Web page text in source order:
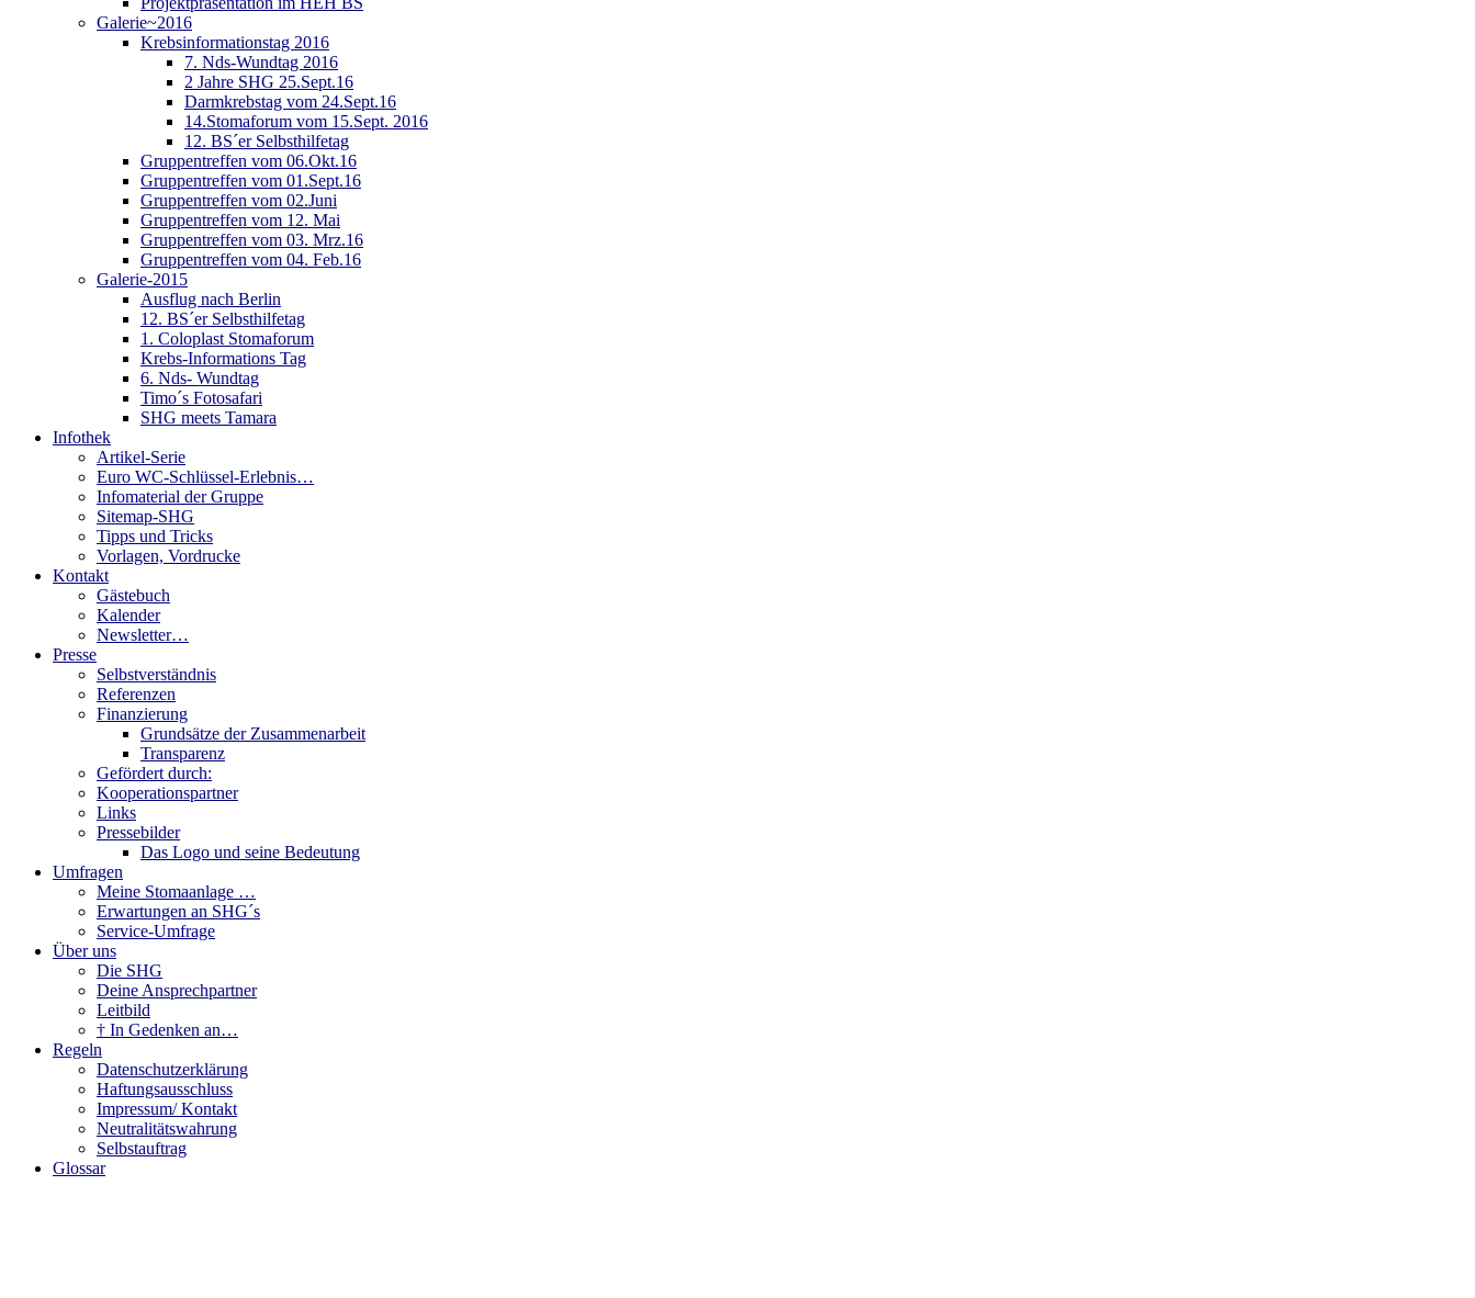
Galerie~2016
Krebsinformationstag 2016
7. Nds-Wundtag 2016
2 Jahre SHG 25.Sept.16
Darmkrebstag vom 24.Sept.16
14.Stomaforum vom 15.Sept. 2016
12. BS´er Selbsthilfetag
Gruppentreffen vom 06.Okt.16
Gruppentreffen vom 01.Sept.16
Gruppentreffen vom 02.Juni
Gruppentreffen vom 12. Mai
Gruppentreffen vom 03. Mrz.16
Gruppentreffen vom 04. Feb.16
Galerie-2015
Ausflug nach Berlin
12. BS´er Selbsthilfetag
1. Coloplast Stomaforum
Krebs-Informations Tag
6. Nds- Wundtag
Timo´s Fotosafari
SHG meets Tamara
Infothek
Artikel-Serie
Euro WC-Schlüssel-Erlebnis…
Infomaterial der Gruppe
Sitemap-SHG
Tipps und Tricks
Vorlagen, Vordrucke
Kontakt
Gästebuch
Kalender
Newsletter…
Presse
Selbstverständnis
Referenzen
Finanzierung
Grundsätze der Zusammenarbeit
Transparenz
Gefördert durch:
Kooperationspartner
Links
Pressebilder
Das Logo und seine Bedeutung
Umfragen
Meine Stomaanlage …
Erwartungen an SHG´s
Service-Umfrage
Über uns
Die SHG
Deine Ansprechpartner
Leitbild
† In Gedenken an…
Regeln
Datenschutzerklärung
Haftungsausschluss
Impressum/ Kontakt
Neutralitätswahrung
Selbstauftrag
Glossar